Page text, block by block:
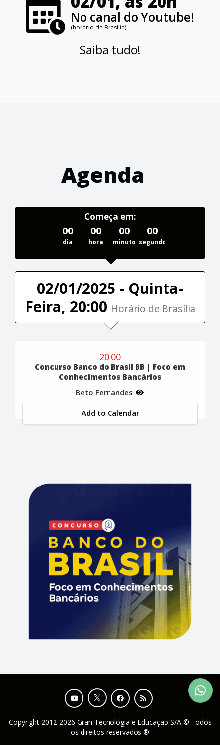
No canal do Youtube!
(horário de Brasília)
Saiba tudo!
Agenda
Começa em:
00
dia
00
hora
00
minuto
00
segundo
02/01/2025 - Quinta-
Feira, 20:00 Horário de Brasília
20:00
Concurso Banco do Brasil BB | Foco em
Conhecimentos Bancários
Beto Fernandes
Add to Calendar
Copyright 2012-2026 Gran Tecnologia e Educação S/A © Todos
os direitos reservados ®